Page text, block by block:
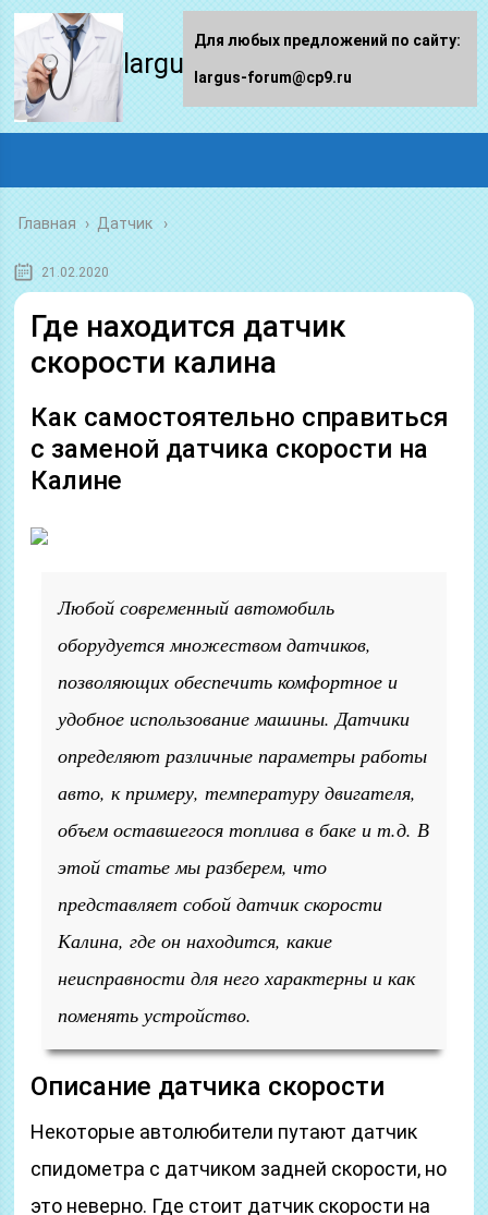
largus-forum.ru
Главная › Датчик
21.02.2020
Где находится датчик
скорости калина
Как самостоятельно справиться
с заменой датчика скорости на
Калине
Любой современный автомобиль
оборудуется множеством датчиков,
позволяющих обеспечить комфортное и
удобное использование машины. Датчики
определяют различные параметры работы
авто, к примеру, температуру двигателя,
объем оставшегося топлива в баке и т.д. В
этой статье мы разберем, что
представляет собой датчик скорости
Калина, где он находится, какие
неисправности для него характерны и как
поменять устройство.
Описание датчика скорости
Некоторые автолюбители путают датчик
спидометра с датчиком задней скорости, но
это неверно. Где стоит датчик скорости на
Для любых предложений по сайту:
largus-forum@cp9.ru